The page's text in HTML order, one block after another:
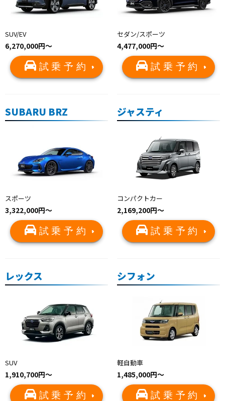
SUV/EV
6,270,000円〜
試乗予約
セダン/スポーツ
4,477,000円〜
試乗予約
SUBARU BRZ
スポーツ
3,322,000円〜
試乗予約
ジャスティ
コンパクトカー
2,169,200円～
試乗予約
レックス
SUV
1,910,700円〜
試乗予約
シフォン
軽自動車
1,485,000円～
試乗予約